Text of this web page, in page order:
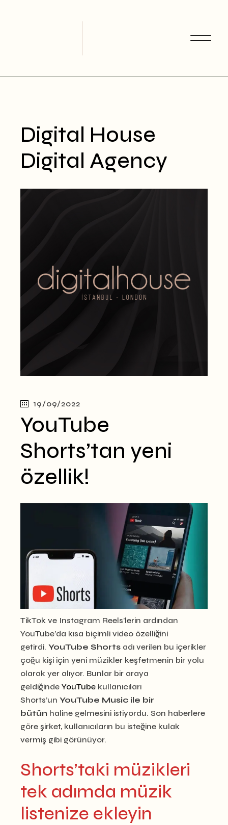
Digital House
Digital Agency
19/09/2022
YouTube
Shorts’tan yeni
özellik!
TikTok ve Instagram Reels’lerin ardından
YouTube’da kısa biçimli video özelliğini
getirdi.YouTube Shorts adı verilen bu içerikler
çoğu kişi için yeni müzikler keşfetmenin bir yolu
olarak yer alıyor. Bunlar bir araya
geldiğindeYouTube kullanıcıları
Shorts’unYouTube Music ile bir
bütün haline gelmesini istiyordu. Son haberlere
göre şirket, kullanıcıların bu isteğine kulak
vermiş gibi görünüyor.
Shorts’taki müzikleri
tek adımda müzik
listenize ekleyin